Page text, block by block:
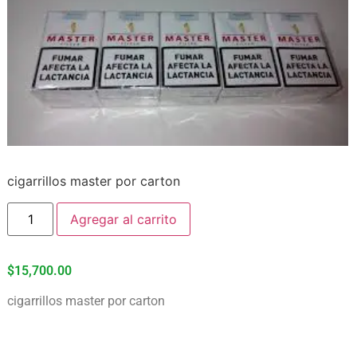
cigarrillos master por carton
Agregar al carrito
$15,700.00
cigarrillos master por carton